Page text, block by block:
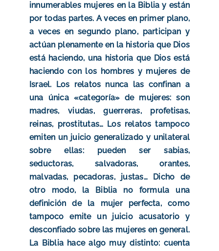
innumerables mujeres en la Biblia y están
por todas partes. A veces en primer plano,
a veces en segundo plano, participan y
actúan plenamente en la historia que Dios
está haciendo, una historia que Dios está
haciendo con los hombres y mujeres de
Israel. Los relatos nunca las confinan a
una única «categoría» de mujeres: son
madres, viudas, guerreras, profetisas,
reinas, prostitutas… Los relatos tampoco
emiten un juicio generalizado y unilateral
sobre ellas: pueden ser sabias,
seductoras, salvadoras, orantes,
malvadas, pecadoras, justas… Dicho de
otro modo, la Biblia no formula una
definición de la mujer perfecta, como
tampoco emite un juicio acusatorio y
desconfiado sobre las mujeres en general.
La Biblia hace algo muy distinto: cuenta